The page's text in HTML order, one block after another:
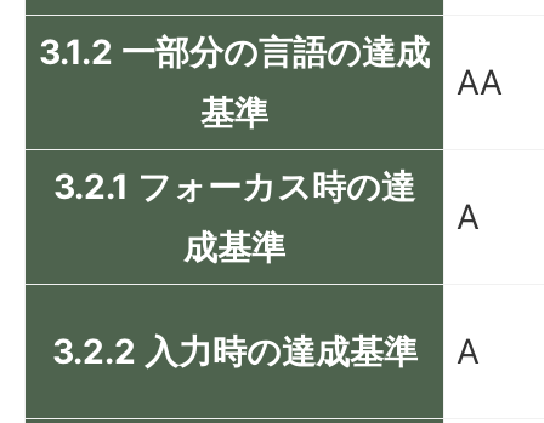
3.1.2 一部分の言語の達成
基準
AA
3.2.1 フォーカス時の達
成基準
A
3.2.2 入力時の達成基準 A